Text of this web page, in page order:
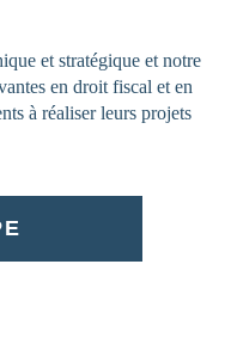
et stratégique et notre
en droit fiscal et en
à réaliser leurs projets